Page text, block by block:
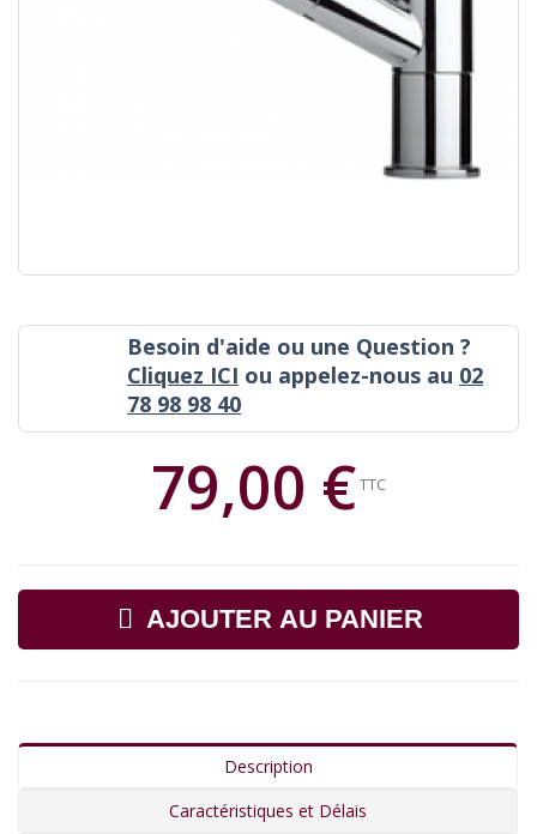
Besoin d'aide ou une Question ?
Cliquez ICI ou appelez-nous au 02
78 98 98 40
79,00 €TTC
AJOUTER AU PANIER
Description
Caractéristiques et Délais